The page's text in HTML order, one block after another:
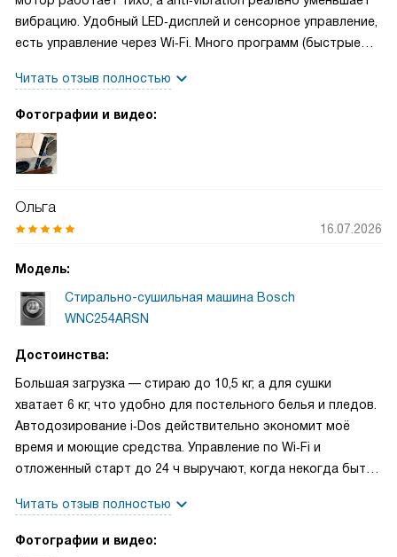
вибрацию. Удобный LED‑дисплей и сенсорное управление,
есть управление через Wi‑Fi. Много программ (быстрые
облегчает глажку, есть дозирование воды и половинная
загрузка. Защита от протечек и блокировка от детей
Читать отзыв полностью
Фотографии и видео:
Ольга
16.07.2026
Модель:
Стирально-сушильная машина Bosch
WNC254ARSN
Достоинства:
Большая загрузка — стираю до 10,5 кг, а для сушки
хватает 6 кг, что удобно для постельного белья и пледов.
Автодозирование i‑Dos действительно экономит моё
время и моющие средства. Управление по Wi‑Fi и
отложенный старт до 24 ч выручают, когда некогда быть
пар для облегчения глажки. Тихий инверторный мотор и
внутренняя подсветка барабана радуют
Читать отзыв полностью
Фотографии и видео: